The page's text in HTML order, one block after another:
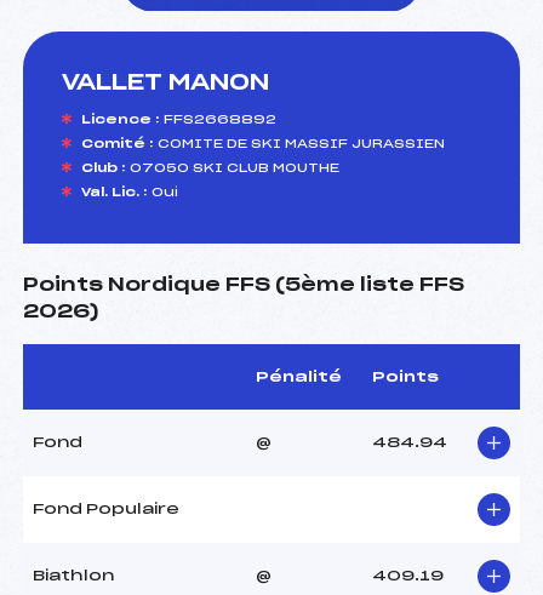
VALLET MANON
Licence : FFS2668892
Comité : COMITE DE SKI MASSIF JURASSIEN
Club : 07050 SKI CLUB MOUTHE
Val. Lic. : Oui
Points Nordique FFS (5ème liste FFS
2026)
Pénalité Points
Fond @ 484.94
Fond Populaire
Biathlon @ 409.19